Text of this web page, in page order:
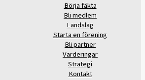
Börja fäkta
Bli medlem
Landslag
Starta en förening
Bli partner
Värderingar
Strategi
Kontakt